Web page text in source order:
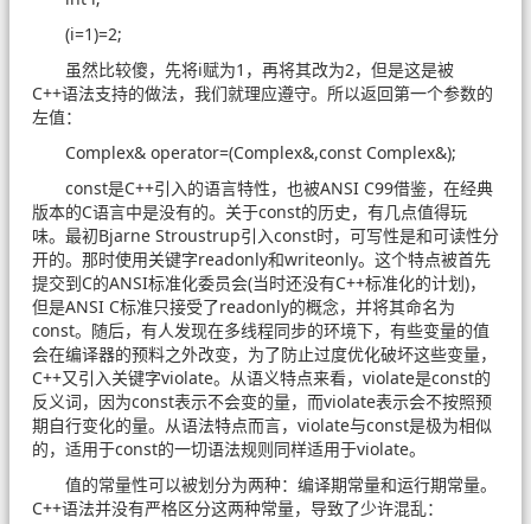
(i=1)=2;
虽然比较傻，先将i赋为1，再将其改为2，但是这是被
C++语法支持的做法，我们就理应遵守。所以返回第一个参数的
左值：
Complex& operator=(Complex&,const Complex&);
const是C++引入的语言特性，也被ANSI C99借鉴，在经典
版本的C语言中是没有的。关于const的历史，有几点值得玩
味。最初Bjarne Stroustrup引入const时，可写性是和可读性分
开的。那时使用关键字readonly和writeonly。这个特点被首先
提交到C的ANSI标准化委员会(当时还没有C++标准化的计划)，
但是ANSI C标准只接受了readonly的概念，并将其命名为
const。随后，有人发现在多线程同步的环境下，有些变量的值
会在编译器的预料之外改变，为了防止过度优化破坏这些变量，
C++又引入关键字violate。从语义特点来看，violate是const的
反义词，因为const表示不会变的量，而violate表示会不按照预
期自行变化的量。从语法特点而言，violate与const是极为相似
的，适用于const的一切语法规则同样适用于violate。
值的常量性可以被划分为两种：编译期常量和运行期常量。
C++语法并没有严格区分这两种常量，导致了少许混乱：